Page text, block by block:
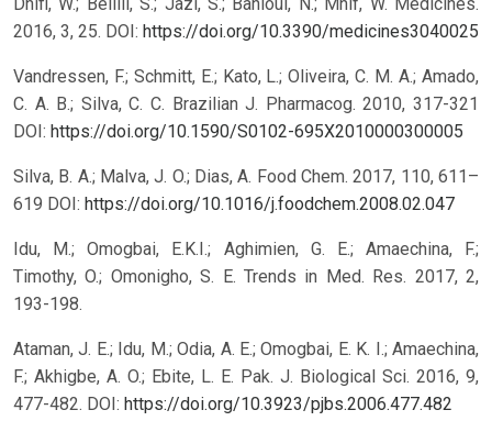
2016, 3, 25. DOI: https://doi.org/10.3390/medicines3040025
Vandressen, F.; Schmitt, E.; Kato, L.; Oliveira, C. M. A.; Amado,
C. A. B.; Silva, C. C. Brazilian J. Pharmacog. 2010, 317-321
DOI: https://doi.org/10.1590/S0102-695X2010000300005
Silva, B. A.; Malva, J. O.; Dias, A. Food Chem. 2017, 110, 611–
619 DOI: https://doi.org/10.1016/j.foodchem.2008.02.047
Idu, M.; Omogbai, E.K.I.; Aghimien, G. E.; Amaechina, F.;
Timothy, O.; Omonigho, S. E. Trends in Med. Res. 2017, 2,
193-198.
Ataman, J. E.; Idu, M.; Odia, A. E.; Omogbai, E. K. I.; Amaechina,
F.; Akhigbe, A. O.; Ebite, L. E. Pak. J. Biological Sci. 2016, 9,
477-482. DOI: https://doi.org/10.3923/pjbs.2006.477.482